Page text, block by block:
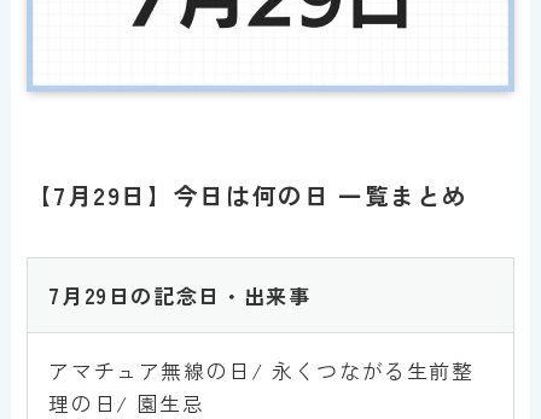
【7月29日】今日は何の日 一覧まとめ
7月29日の記念日・出来事
アマチュア無線の日/ 永くつながる生前整
理の日/ 園生忌